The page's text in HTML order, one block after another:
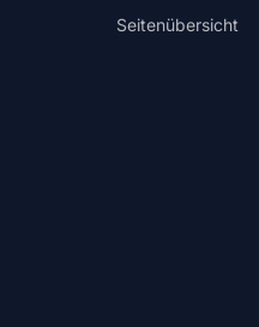
Seitenübersicht